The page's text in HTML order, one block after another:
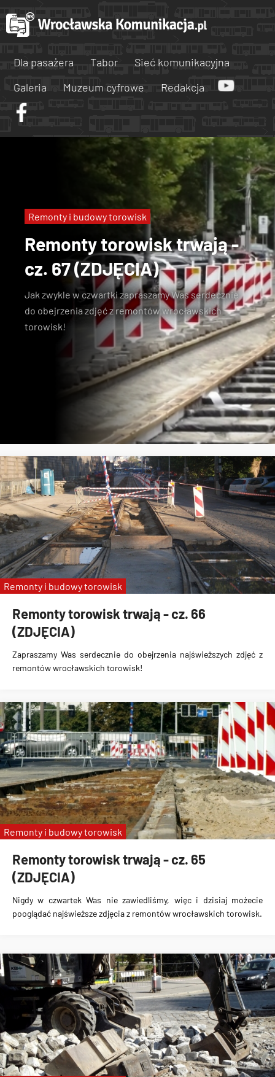
Dla pasażera Tabor
Sieć komunikacyjna
Galeria
Muzeum cyfrowe Redakcja
Remonty torowisk trwają -
cz. 67 (ZDJĘCIA)
Jak zwykle w czwartki zapraszamy Was serdecznie
do obejrzenia zdjęć z remontów wrocławskich
torowisk!
Remonty i budowy torowisk
Remonty torowisk trwają - cz. 66
(ZDJĘCIA)
Zapraszamy Was serdecznie do obejrzenia najświeższych zdjęć z
remontów wrocławskich torowisk!
Remonty i budowy torowisk
Remonty torowisk trwają - cz. 65
(ZDJĘCIA)
Nigdy w czwartek Was nie zawiedliśmy, więc i dzisiaj możecie
pooglądać najświeższe zdjęcia z remontów wrocławskich torowisk.
Remonty i budowy torowisk